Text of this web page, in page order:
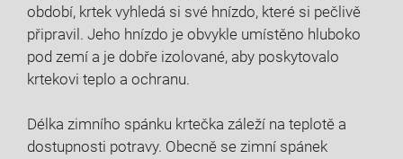
období, krtek vyhledá si své hnízdo, které si pečlivě
připravil. Jeho hnízdo je obvykle umístěno hluboko
pod zemí a je dobře izolované, aby poskytovalo
krtekovi teplo a ochranu.
Délka zimního spánku krtečka záleží na teplotě a
dostupnosti potravy. Obecně se zimní spánek